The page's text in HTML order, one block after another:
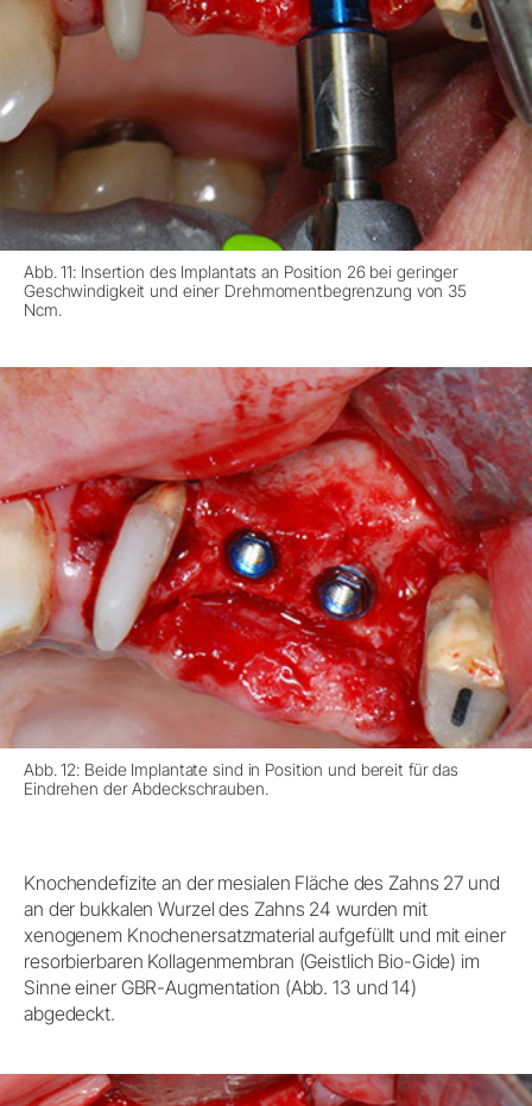
Abb. 11: Insertion des Implantats an Position 26 bei geringer
Geschwindigkeit und einer Drehmomentbegrenzung von 35
Ncm.
Abb. 12: Beide Implantate sind in Position und bereit für das
Eindrehen der Abdeckschrauben.
Knochendefizite an der mesialen Fläche des Zahns 27 und
an der bukkalen Wurzel des Zahns 24 wurden mit
xenogenem Knochenersatzmaterial aufgefüllt und mit einer
resorbierbaren Kollagenmembran (Geistlich Bio-Gide) im
Sinne einer GBR-Augmentation (Abb. 13 und 14)
abgedeckt.